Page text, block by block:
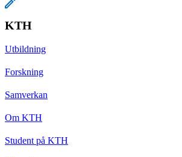
KTH
Utbildning
Forskning
Samverkan
Om KTH
Student på KTH